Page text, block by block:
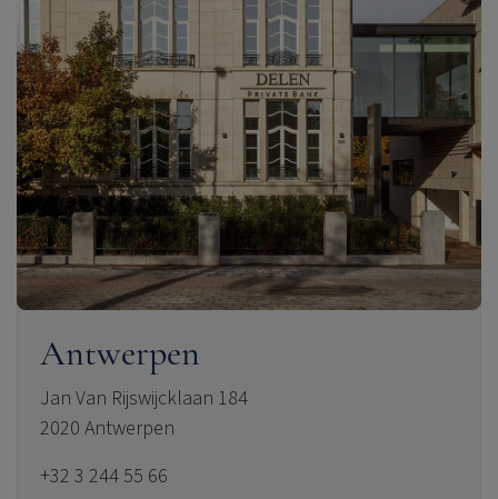
Antwerpen
Jan Van Rijswijcklaan 184
2020 Antwerpen
+32 3 244 55 66